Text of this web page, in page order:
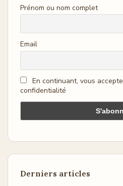
Prénom ou nom complet
Email
En continuant, vous
confidentialité
Derniers articles